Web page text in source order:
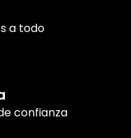
a todo
confianza